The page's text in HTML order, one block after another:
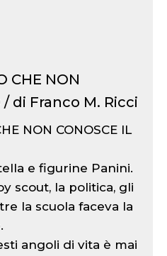
CHE NON
/ di Franco M. Ricci
NON CONOSCE IL
e figurine Panini.
scout, la politica, gli
la scuola faceva la
angoli di vita è mai